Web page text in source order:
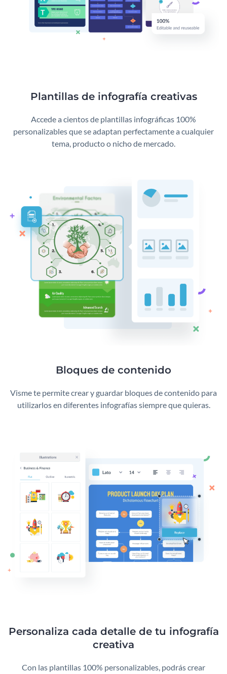
Plantillas de infografía creativas
Accede a cientos de plantillas infográficas 100%
personalizables que se adaptan perfectamente a cualquier
tema, producto o nicho de mercado.
Bloques de contenido
Visme te permite crear y guardar bloques de contenido para
utilizarlos en diferentes infografías siempre que quieras.
Personaliza cada detalle de tu infografía
creativa
Con las plantillas 100% personalizables, podrás crear